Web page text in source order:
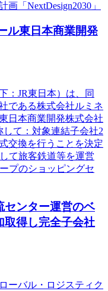
「NextDesign2030」
ル東日本商業開発
：JR東日本）は、同
である株式会社ルミネ
日本商業開発株式会社
して：対象連結子会社2
交換を行うことを決定
て旅客鉄道等を運営
プのショッピングセ
センター運営のベ
取得し完全子会社
ーバル・ロジスティク